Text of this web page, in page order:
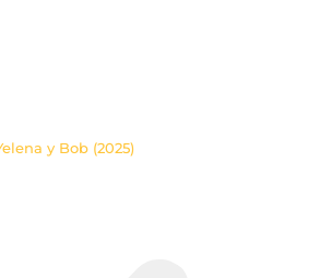
y Bob (2025)